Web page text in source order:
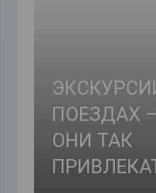
ПОЕЗДАХ
ОНИ ТАК